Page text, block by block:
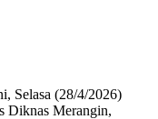
Selasa (28/4/2026)
Diknas Merangin,